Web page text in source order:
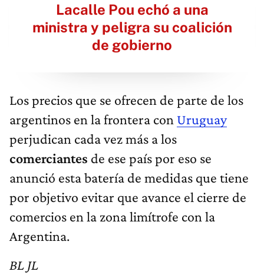
Lacalle Pou echó a una
ministra y peligra su coalición
de gobierno
Los precios que se ofrecen de parte de los
argentinos en la frontera con Uruguay
perjudican cada vez más a los
comerciantes de ese país por eso se
anunció esta batería de medidas que tiene
por objetivo evitar que avance el cierre de
comercios en la zona limítrofe con la
Argentina.
BL JL